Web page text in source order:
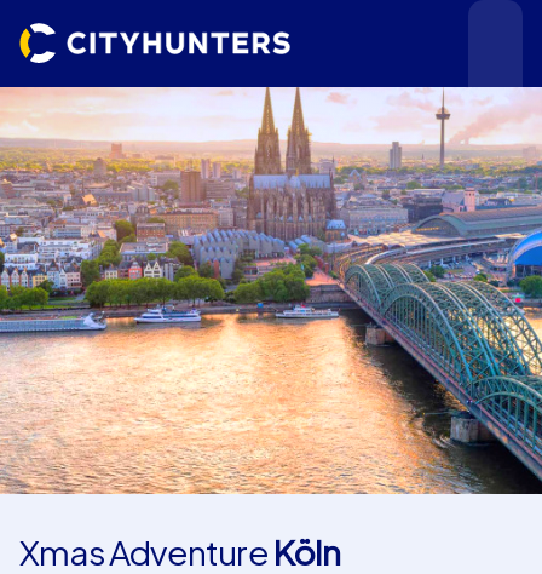
Teamevents
Städte
Anlässe
Xmas Adventure Köln